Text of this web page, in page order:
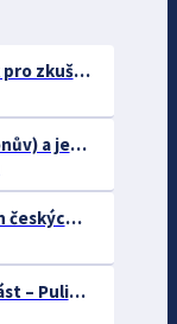
Sklípkan modravý - pavouk pro zkušené chovatele
Chameleon třírohý (Jacksonův) a jeho chov
Zapomenuté střípky z dějin českých exotářů - 3.část
Maďarská plemena psů 1. část – Puli, Komondor